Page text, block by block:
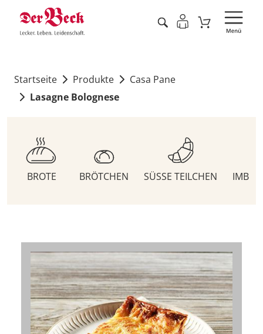
Startseite Produkte
Casa Pane
Lasagne Bolognese
BROTE BRÖTCHEN SÜSSE TEILCHEN